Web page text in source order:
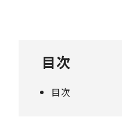
目次
目次